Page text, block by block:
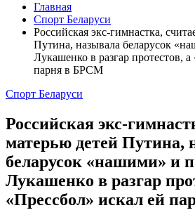
Главная
Спорт Беларуси
Российская экс-гимнастка,
Путина, называла беларусок
Лукашенко в разгар протестов,
парня в БРСМ
Спорт Беларуси
Российская экс-
матерью детей Путина,
беларусок «нашими» и
Лукашенко в разгар
«Прессбол» искал ей